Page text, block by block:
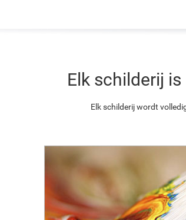
Elk schilderij
Elk schilderij wordt